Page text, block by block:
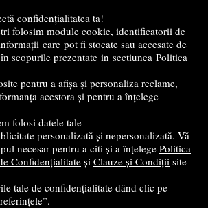
confidențialitatea ta!
folosim module cookie, identificatorii de
care pot fi stocate sau accesate de
scopurile prezentate in sectiunea Politica
pentru a afișa și personaliza reclame,
acestora și pentru a înțelege
folosi datele tale
personalizată și nepersonalizată. Vă
necesar pentru a citi și a înțelege Politica
Confidențialitate și Clauze și Condiții site-
tale de confidențialitate dând clic pe
materna rusa. Manual pentru clasa IV
Claudia, Demid Anfisa
si Pedagogica
22,47lei
26,43 lei (-14,98%)
stoc indisponibil